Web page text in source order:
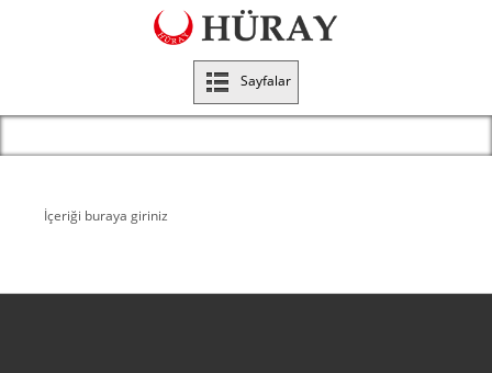
Sayfalar
İçeriği buraya giriniz